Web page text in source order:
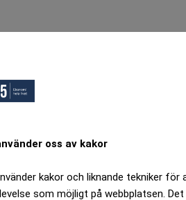
oss av kakor
kakor och liknande tekniker
som möjligt på webbplatsen.